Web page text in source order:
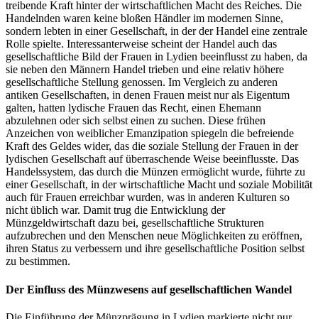
treibende Kraft hinter der wirtschaftlichen Macht des Reiches. Die
Handelnden waren keine bloßen Händler im modernen Sinne,
sondern lebten in einer Gesellschaft, in der der Handel eine zentrale
Rolle spielte. Interessanterweise scheint der Handel auch das
gesellschaftliche Bild der Frauen in Lydien beeinflusst zu haben, da
sie neben den Männern Handel trieben und eine relativ höhere
gesellschaftliche Stellung genossen. Im Vergleich zu anderen
antiken Gesellschaften, in denen Frauen meist nur als Eigentum
galten, hatten lydische Frauen das Recht, einen Ehemann
abzulehnen oder sich selbst einen zu suchen. Diese frühen
Anzeichen von weiblicher Emanzipation spiegeln die befreiende
Kraft des Geldes wider, das die soziale Stellung der Frauen in der
lydischen Gesellschaft auf überraschende Weise beeinflusste. Das
Handelssystem, das durch die Münzen ermöglicht wurde, führte zu
einer Gesellschaft, in der wirtschaftliche Macht und soziale Mobilität
auch für Frauen erreichbar wurden, was in anderen Kulturen so
nicht üblich war. Damit trug die Entwicklung der
Münzgeldwirtschaft dazu bei, gesellschaftliche Strukturen
aufzubrechen und den Menschen neue Möglichkeiten zu eröffnen,
ihren Status zu verbessern und ihre gesellschaftliche Position selbst
zu bestimmen.
Der Einfluss des Münzwesens auf gesellschaftlichen Wandel